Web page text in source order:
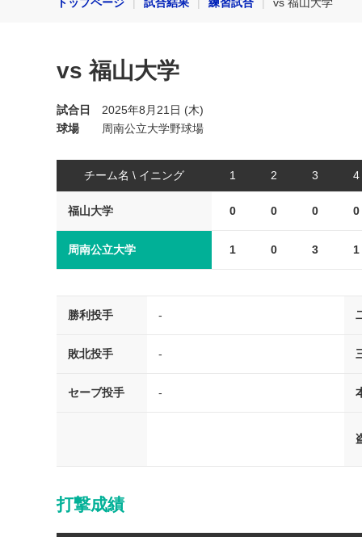
vs 福山大学
試合日
2025年8月21日 (木)
球場
周南公立大学野球場
チーム名 \ イニング 1 2 3 4
福山大学 0 0 0 0
周南公立大学 1 0 3 1
勝利投手 -
敗北投手 -
セーブ投手 -
打撃成績